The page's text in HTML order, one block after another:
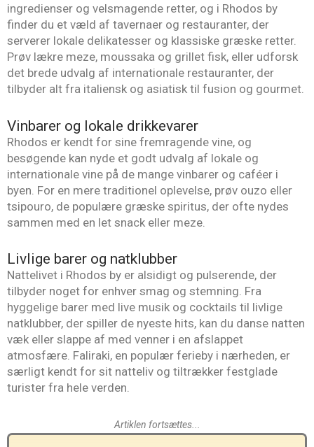
ingredienser og velsmagende retter, og i Rhodos by
finder du et væld af tavernaer og restauranter, der
serverer lokale delikatesser og klassiske græske retter.
Prøv lækre meze, moussaka og grillet fisk, eller udforsk
det brede udvalg af internationale restauranter, der
tilbyder alt fra italiensk og asiatisk til fusion og gourmet.
Vinbarer og lokale drikkevarer
Rhodos er kendt for sine fremragende vine, og
besøgende kan nyde et godt udvalg af lokale og
internationale vine på de mange vinbarer og caféer i
byen. For en mere traditionel oplevelse, prøv ouzo eller
tsipouro, de populære græske spiritus, der ofte nydes
sammen med en let snack eller meze.
Livlige barer og natklubber
Nattelivet i Rhodos by er alsidigt og pulserende, der
tilbyder noget for enhver smag og stemning. Fra
hyggelige barer med live musik og cocktails til livlige
natklubber, der spiller de nyeste hits, kan du danse natten
væk eller slappe af med venner i en afslappet
atmosfære. Faliraki, en populær ferieby i nærheden, er
særligt kendt for sit natteliv og tiltrækker festglade
turister fra hele verden.
Artiklen fortsættes...